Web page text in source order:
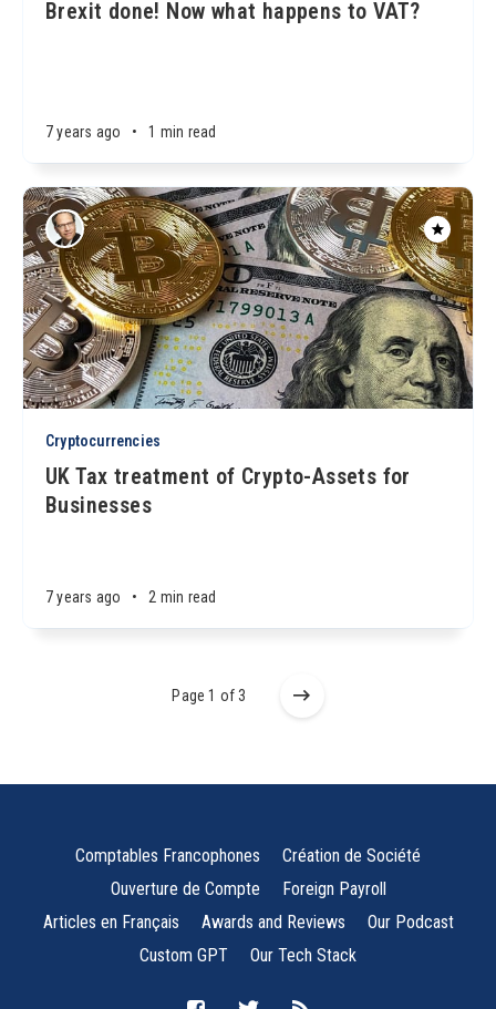
Brexit done! Now what happens to VAT?
7 years ago • 1 min read
Cryptocurrencies
UK Tax treatment of Crypto-Assets for
Businesses
7 years ago • 2 min read
Page 1 of 3
Comptables Francophones
Création de Société
Ouverture de Compte
Foreign Payroll
Articles en Français
Awards and Reviews
Our Podcast
Custom GPT
Our Tech Stack